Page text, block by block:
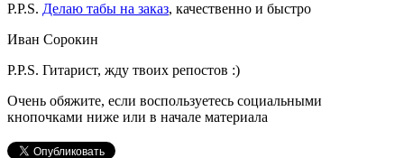
P.P.S. Делаю табы на заказ, качественно и быстро
Иван Сорокин
P.P.S. Гитарист, жду твоих репостов :)
Очень обяжите, если воспользуетесь социальными
кнопочками ниже или в начале материала